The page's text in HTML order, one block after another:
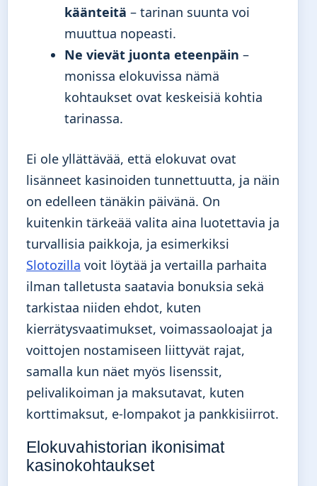
käänteitä – tarinan suunta voi
muuttua nopeasti.
Ne vievät juonta eteenpäin –
monissa elokuvissa nämä
kohtaukset ovat keskeisiä kohtia
tarinassa.
Ei ole yllättävää, että elokuvat ovat
lisänneet kasinoiden tunnettuutta, ja näin
on edelleen tänäkin päivänä. On
kuitenkin tärkeää valita aina luotettavia ja
turvallisia paikkoja, ja esimerkiksi
Slotozilla voit löytää ja vertailla parhaita
ilman talletusta saatavia bonuksia sekä
tarkistaa niiden ehdot, kuten
kierrätysvaatimukset, voimassaoloajat ja
voittojen nostamiseen liittyvät rajat,
samalla kun näet myös lisenssit,
pelivalikoiman ja maksutavat, kuten
korttimaksut, e-lompakot ja pankkisiirrot.
Elokuvahistorian ikonisimat
kasinokohtaukset